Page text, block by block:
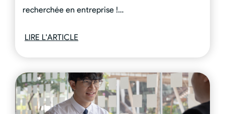
recherchée en entreprise !…
LIRE L'ARTICLE